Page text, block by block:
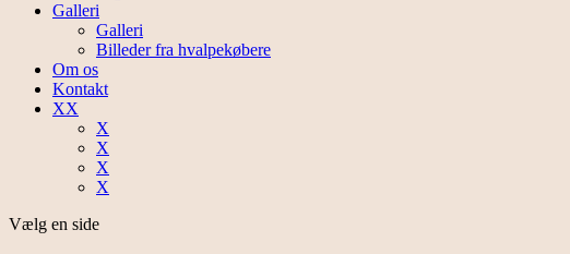
Galleri
Galleri
Billeder fra hvalpekøbere
Om os
Kontakt
XX
X
X
X
X
Vælg en side